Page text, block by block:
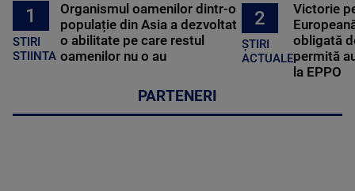
1
STIRI
STIINTA
Organismul oamenilor dintr-o
populație din Asia a dezvoltat
o abilitate pe care restul
oamenilor nu o au
2
ȘTIRI
ACTUALE
Victorie
obligată
permită
la EPPO
PARTENERI